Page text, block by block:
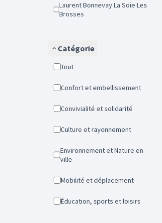
Laurent Bonnevay La Soie Les
Brosses
Catégorie
Tout
Confort et embellissement
Convivialité et solidarité
Culture et rayonnement
Environnement et Nature en
ville
Mobilité et déplacement
Éducation, sports et loisirs